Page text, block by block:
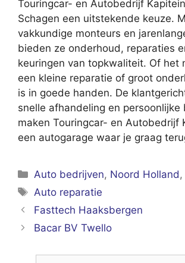
Touringcar- en Autobedrijf
Schagen een uitstekende keuze.
vakkundige monteurs en
bieden ze onderhoud, reparaties
keuringen van topkwaliteit. Of het
een kleine reparatie of groot
is in goede handen. De
snelle afhandeling en persoonlijke
maken Touringcar- en Autobedrijf
een autogarage waar je graag
Categorieën
Auto bedrijven, Noord Holland ,
Tags
Auto reparatie
Fasttech Haaksbergen
Bacar BV Twello